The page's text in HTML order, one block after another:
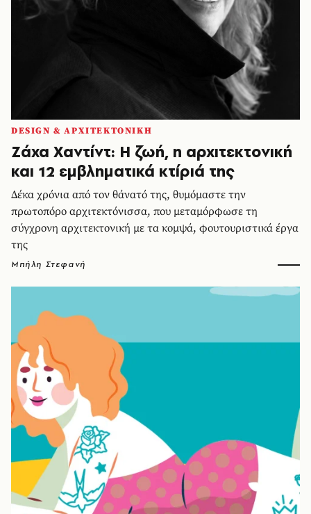
DESIGN & ΑΡΧΙΤΕΚΤΟΝΙΚΗ
Ζάχα Χαντίντ: Η ζωή, η αρχιτεκτονική
και 12 εμβληματικά κτίριά της
Δέκα χρόνια από τον θάνατό της, θυμόμαστε την
πρωτοπόρο αρχιτεκτόνισσα, που μεταμόρφωσε τη
σύγχρονη αρχιτεκτονική με τα κομψά, φουτουριστικά έργα
της
Μπήλη Στεφανή